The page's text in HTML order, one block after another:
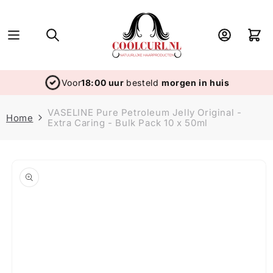
Log
in
Cart
Voor18:00 uur besteldmorgen in huis
Home
VASELINE Pure Petroleum Jelly Original -
Extra Caring - Bulk Pack 10 x 50ml
product
information